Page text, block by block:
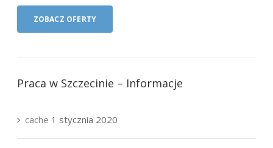
Praca w Szczecinie – Informacje
cache 1 stycznia 2020